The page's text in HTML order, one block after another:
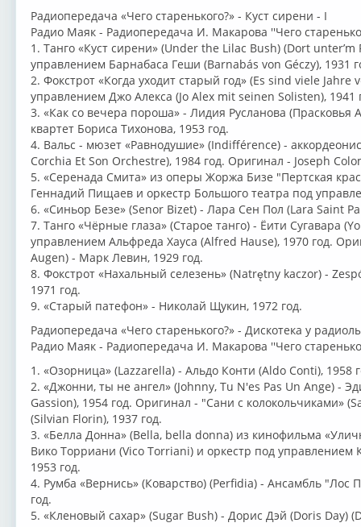
Радиопередача «Чего старенького?» - Куст сирени - I
Радио Маяк - Радиопередача И. Макарова ''Чего
1. Танго «Куст сирени» (Under the Lilac Bush) (Dort
управлением Барнабаса Геши (Barnabás von Géczy), 1931
2. Фокстрот «Когда уходит старый год» (Es sind viele Jahre
управлением Джо Алекса (Jo Alex mit seinen Solisten), 1941
3. «Как со вечера пороша» - Лидия Русланова
квартет Бориса Тихонова, 1953 год.
4. Вальс - мюзет «Равнодушие» (Indifférence) -
Corchia Et Son Orchestre), 1984 год. Оригинал - Joseph
5. «Серенада Смита» из оперы Жоржа Бизе "Пертская
Геннадий Пищаев и оркестр Большого театра под
6. «Синьор Безе» (Senor Bizet) - Лара Сен Пол (Lara Saint
7. Танго «Чёрные глаза» (Старое танго) - Ёити Сугавара
управлением Альфреда Хауса (Alfred Hause), 1970 год.
Augen) - Марк Левин, 1929 год.
8. Фокстрот «Нахальный селезень» (Natrętny kaczor) -
1971 год.
9. «Старый патефон» - Николай Щукин, 1972 год.
Радиопередача «Чего старенького?» - Дискотека у
Радио Маяк - Радиопередача И. Макарова ''Чего
1. «Озорница» (Lazzarella) - Альдо Конти (Aldo Conti), 1958
2. «Джонни, ты не ангел» (Johnny, Tu N'es Pas Un Ange) -
Gassion), 1954 год. Оригинал - "Сани с колокольчиками»
(Silvian Florin), 1937 год.
3. «Белла Донна» (Bella, bella donna) из кинофильма
Вико Торриани (Vico Torriani) и оркестр под управлением
1953 год.
4. Румба «Вернись» (Коварство) (Perfidia) - Ансамбль "Лос
год.
5. «Кленовый сахар» (Sugar Bush) - Дорис Дэй (Doris Day)